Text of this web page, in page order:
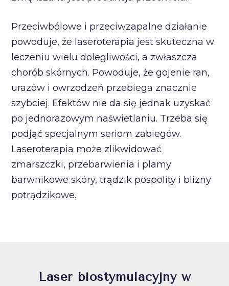
Przeciwbólowe i przeciwzapalne działanie
powoduje, że laseroterapia jest skuteczna w
leczeniu wielu dolegliwości, a zwłaszcza
chorób skórnych. Powoduje, że gojenie ran,
urazów i owrzodzeń przebiega znacznie
szybciej. Efektów nie da się jednak uzyskać
po jednorazowym naświetlaniu. Trzeba się
podjąć specjalnym seriom zabiegów.
Laseroterapia może zlikwidować
zmarszczki, przebarwienia i plamy
barwnikowe skóry, trądzik pospolity i blizny
potrądzikowe.
Laser biostymulacyjny w